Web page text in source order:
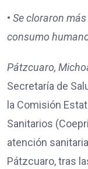
• Se cloraron
consumo
Pátzcuaro,
Secretaría de
la Comisión
Sanitarios
atención
Pátzcuaro, tras